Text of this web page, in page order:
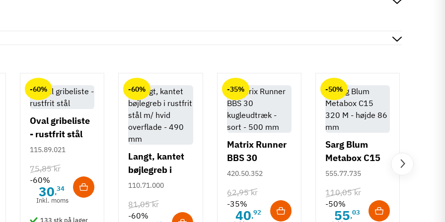
-60%
Oval gribeliste
- rustfrit stål
115.89.021
75,85 kr
-60%
30,34
Inkl. moms
-60%
Langt, kantet
bøjlegreb i
rustfrit stål m/
- 490 mm
110.71.000
81,05 kr
-60%
-35%
Matrix Runner
BBS 30
kugleudtræk -
420.50.352
62,95 kr
-35%
40,92
-50%
Sarg Blum
Metabox C15
320 M - højde
555.77.735
110,05 kr
-50%
55,03